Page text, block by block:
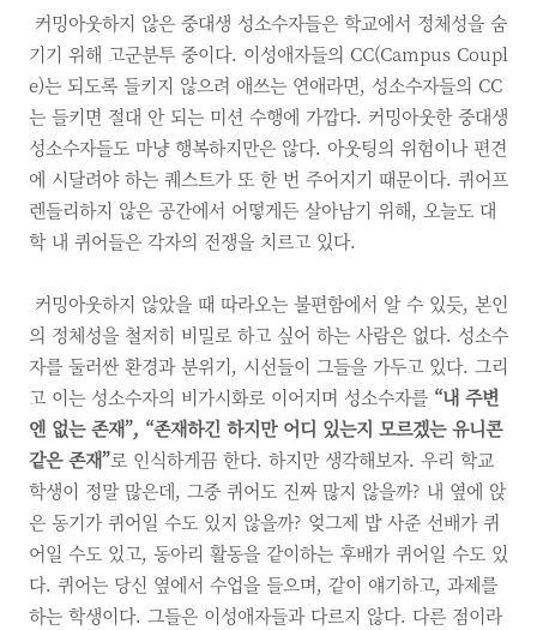
커밍아웃하지 않은 중대생 성소수자들은 학교에서 정체성을 숨
기기 위해 고군분투 중이다. 이성애자들의 CC(Campus Coupl
e)는 되도록 들키지 않으려 애쓰는 연애라면, 성소수자들의 CC
는 들키면 절대 안 되는 미션 수행에 가깝다. 커밍아웃한 중대생
성소수자들도 마냥 행복하지만은 않다. 아웃팅의 위험이나 편견
에 시달려야 하는 퀘스트가 또 한 번 주어지기 때문이다. 퀴어프
렌들리하지 않은 공간에서 어떻게든 살아남기 위해, 오늘도 대
학 내 퀴어들은 각자의 전쟁을 치르고 있다.
커밍아웃하지 않았을 때 따라오는 불편함에서 알 수 있듯, 본인
의 정체성을 철저히 비밀로 하고 싶어 하는 사람은 없다. 성소수
자를 둘러싼 환경과 분위기, 시선들이 그들을 가두고 있다. 그리
고 이는 성소수자의 비가시화로 이어지며 성소수자를 “내 주변
엔 없는 존재”, “존재하긴 하지만 어디 있는지 모르겠는 유니콘
같은 존재”로 인식하게끔 한다. 하지만 생각해보자. 우리 학교
학생이 정말 많은데, 그중 퀴어도 진짜 많지 않을까? 내 옆에 앉
은 동기가 퀴어일 수도 있지 않을까? 엊그제 밥 사준 선배가 퀴
어일 수도 있고, 동아리 활동을 같이하는 후배가 퀴어일 수도 있
다. 퀴어는 당신 옆에서 수업을 들으며, 같이 얘기하고, 과제를
하는 학생이다. 그들은 이성애자들과 다르지 않다. 다른 점이라